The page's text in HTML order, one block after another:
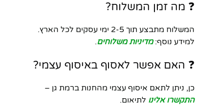
❓ מה זמן המשלוח?
המשלוח מתבצע תוך 2-5 ימי עסקים לכל הארץ.
למידע נוסף:מדיניות משלוחים.
❓ האם אפשר לאסוף באיסוף עצמי?
כן, ניתן לתאם איסוף עצמי מהחנות ברמת גן –
התקשרו אלינו לתיאום.